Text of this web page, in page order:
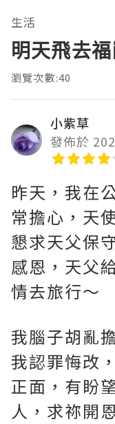
生活
明天飛去
瀏覽次數:40
小紫草
發佈於
昨天，我在
常擔心，天
懇求天父保
感恩，天父
情去旅行～
我腦子胡亂
我認罪悔改
正面，有盼
人，求祢開